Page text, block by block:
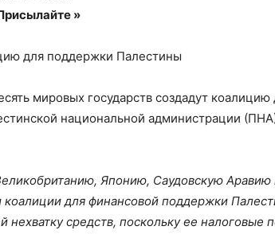
»
для поддержки Палестины
мировых государств создадут коалицию
национальной администрации
Японию, Саудовскую
коалиции для финансовой поддержки
средств, поскольку ее налоговые